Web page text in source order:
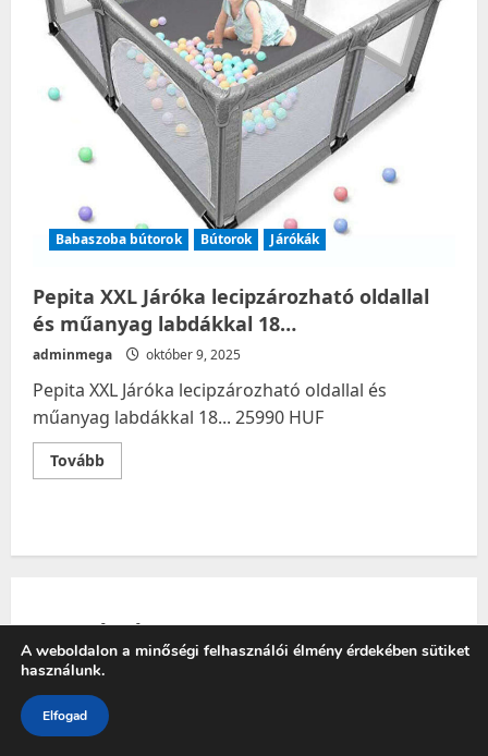
Babaszoba bútorok Bútorok Járókák
Pepita XXL Járóka lecipzározható oldallal
és műanyag labdákkal 18…
adminmega október 9, 2025
Pepita XXL Járóka lecipzározható oldallal és
műanyag labdákkal 18... 25990 HUF
TovábbRead
more
18…
KATEGÓRIÁK
Ablak- & Üvegtisztító szerek
Ablaktisztító eszközök
A weboldalon a minőségi felhasználói élmény érdekében sütiket
használunk.
Elfogad